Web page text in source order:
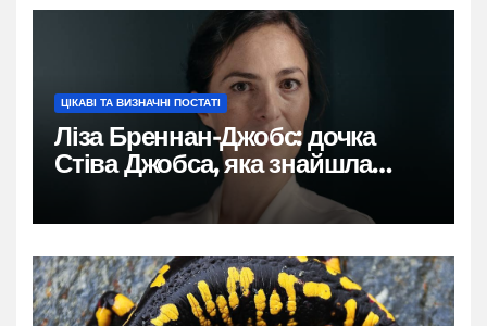
ЦІКАВІ ТА ВИЗНАЧНІ ПОСТАТІ
Ліза Бреннан-Джобс: дочка
Стіва Джобса, яка знайшла
власний голос